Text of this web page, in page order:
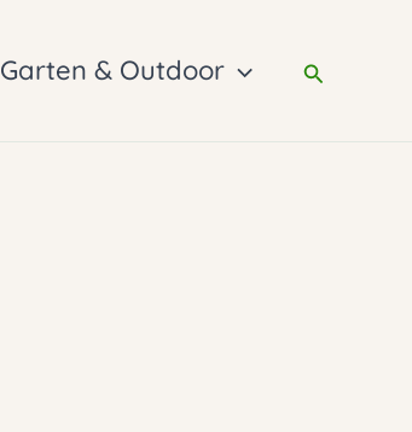
Garten & Outdoor Suchen